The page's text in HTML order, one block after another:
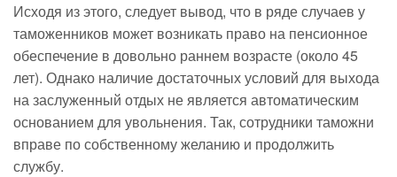
Исходя из этого, следует вывод, что в ряде случаев у
таможенников может возникать право на пенсионное
обеспечение в довольно раннем возрасте (около 45
лет). Однако наличие достаточных условий для выхода
на заслуженный отдых не является автоматическим
основанием для увольнения. Так, сотрудники таможни
вправе по собственному желанию и продолжить
службу.